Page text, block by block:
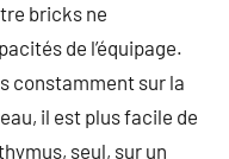
bricks ne
de l’équipage.
constamment sur la
il est plus facile de
seul, sur un